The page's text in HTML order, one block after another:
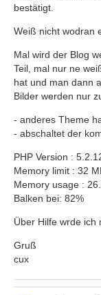
bestätigt.
Weiß nicht wodran
Mal wird der Blog
Teil, mal nur ne
hat und man dann
Bilder werden nur
- anderes Theme
- abschaltet der
PHP Version :
Memory limit : 32
Memory usage :
Balken bei: 82%
Über Hilfe wrde ich
Gruß
cux